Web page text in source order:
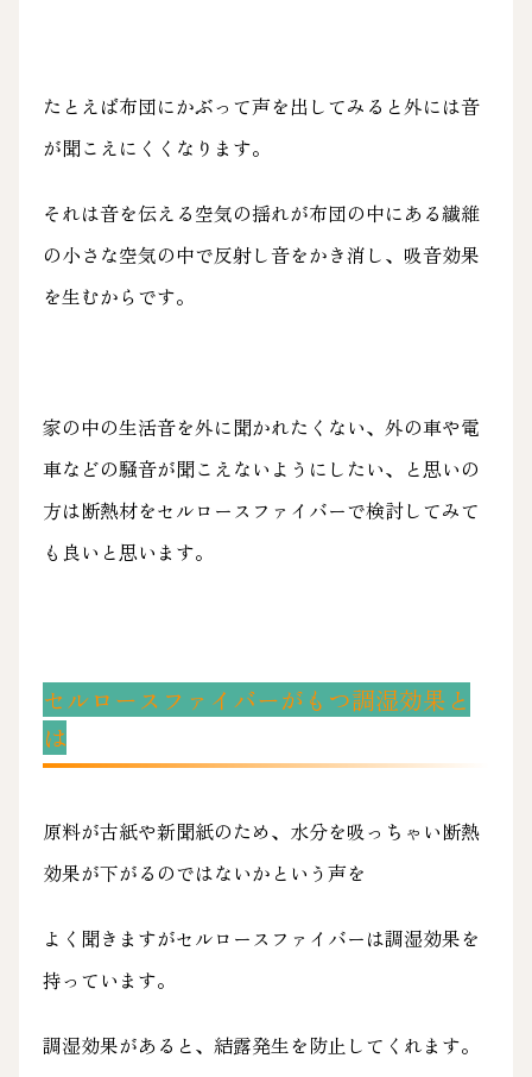
たとえば布団にかぶって声を出してみると外には音
が聞こえにくくなります。
それは音を伝える空気の揺れが布団の中にある繊維
の小さな空気の中で反射し音をかき消し、吸音効果
を生むからです。
家の中の生活音を外に聞かれたくない、外の車や電
車などの騒音が聞こえないようにしたい、と思いの
方は断熱材をセルロースファイバーで検討してみて
も良いと思います。
セルロースファイバーがもつ調湿効果と
は
原料が古紙や新聞紙のため、水分を吸っちゃい断熱
効果が下がるのではないかという声を
よく聞きますがセルロースファイバーは調湿効果を
持っています。
調湿効果があると、結露発生を防止してくれます。